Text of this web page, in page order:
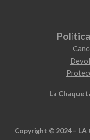
La
Copyright © 2024 – LA